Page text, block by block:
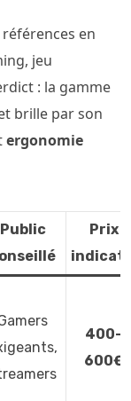
références en
jeu
: la gamme
brille par son
ergonomie
Public
Prix
400–
600€